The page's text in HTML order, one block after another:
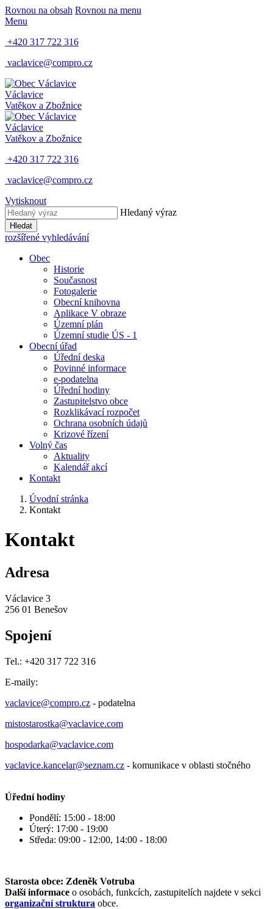
Rovnou na obsah Rovnou na menu
Menu
+420 317 722 316
vaclavice@compro.cz
Václavice
Vatěkov a Zbožnice
Václavice
Vatěkov a Zbožnice
+420 317 722 316
vaclavice@compro.cz
Vytisknout
Hledaný výraz
Hledat
rozšířené vyhledávání
Obec
Historie
Současnost
Fotogalerie
Obecní knihovna
Aplikace V obraze
Územní plán
Územní studie ÚS - 1
Obecní úřad
Úřední deska
Povinné informace
e-podatelna
Úřední hodiny
Zastupitelstvo obce
Rozklikávací rozpočet
Ochrana osobních údajů
Krizové řízení
Volný čas
Aktuality
Kalendář akcí
Kontakt
Úvodní stránka
Kontakt
Kontakt
Adresa
Václavice 3
256 01 Benešov
Spojení
Tel.: +420 317 722 316
E-maily:
vaclavice@compro.cz - podatelna
mistostarostka@vaclavice.com
hospodarka@vaclavice.com
vaclavice.kancelar@seznam.cz - komunikace v oblasti stočného
Úřední hodiny
Pondělí: 15:00 - 18:00
Úterý: 17:00 - 19:00
Středa: 09:00 - 12:00, 14:00 - 18:00
Starosta obce: Zdeněk Votruba
Další informace o osobách, funkcích, zastupitelích najdete v sekci
organizační struktura obce.